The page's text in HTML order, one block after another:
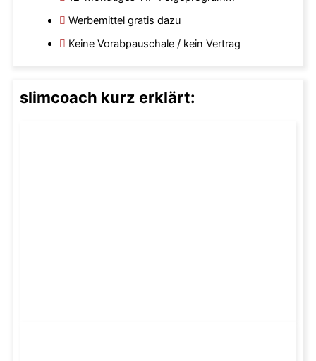
Werbemittel gratis dazu
Keine Vorabpauschale / kein Vertrag
slimcoach kurz erklärt: